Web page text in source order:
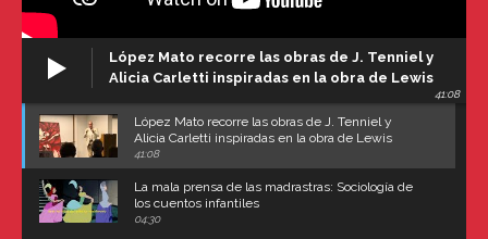
López Mato recorre las obras de J. Tenniel y
Alicia Carletti inspiradas en la obra de Lewis
41:08
López Mato recorre las obras de J. Tenniel y
Alicia Carletti inspiradas en la obra de Lewis
Carroll
41:08
La mala prensa de las madrastras: Sociología de
los cuentos infantiles
04:30